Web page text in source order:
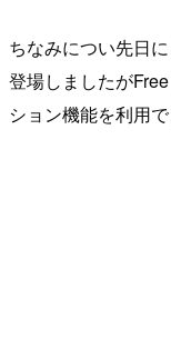
ちなみについ先日
登場しましたが
ション機能を利用で